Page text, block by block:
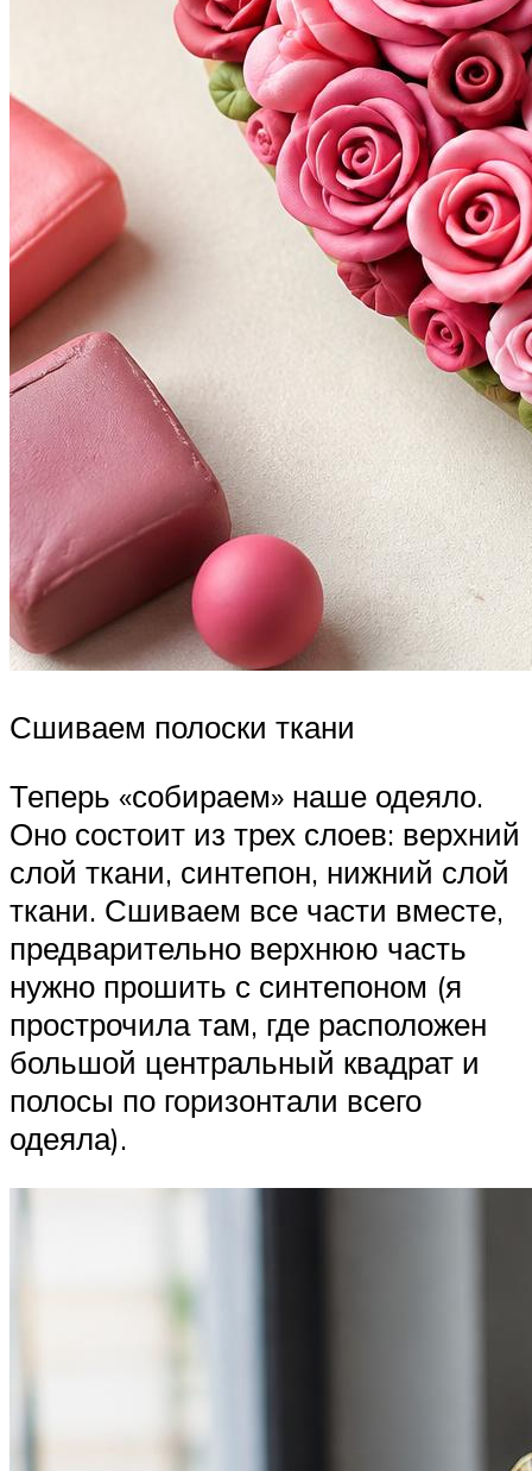
Сшиваем полоски ткани
Теперь «собираем» наше одеяло.
Оно состоит из трех слоев: верхний
слой ткани, синтепон, нижний слой
ткани. Сшиваем все части вместе,
предварительно верхнюю часть
нужно прошить с синтепоном (я
прострочила там, где расположен
большой центральный квадрат и
полосы по горизонтали всего
одеяла).